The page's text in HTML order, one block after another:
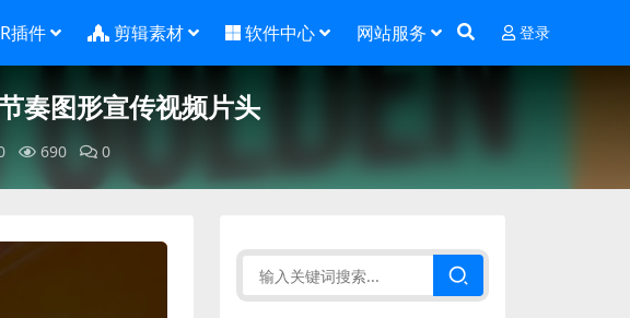
插件 剪辑素材 软件中心 网站服务 登录
奏图形宣传视频片头
690 0